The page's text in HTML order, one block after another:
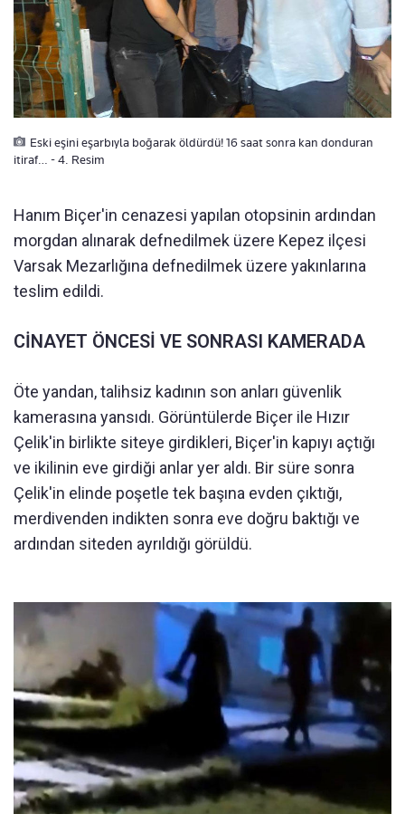
Eski eşini eşarbıyla boğarak öldürdü! 16 saat sonra kan donduran
itiraf… - 4. Resim
Hanım Biçer'in cenazesi yapılan otopsinin ardından
morgdan alınarak defnedilmek üzere Kepez ilçesi
Varsak Mezarlığına defnedilmek üzere yakınlarına
teslim edildi.
CİNAYET ÖNCESİ VE SONRASI KAMERADA
Öte yandan, talihsiz kadının son anları güvenlik
kamerasına yansıdı. Görüntülerde Biçer ile Hızır
Çelik'in birlikte siteye girdikleri, Biçer'in kapıyı açtığı
ve ikilinin eve girdiği anlar yer aldı. Bir süre sonra
Çelik'in elinde poşetle tek başına evden çıktığı,
merdivenden indikten sonra eve doğru baktığı ve
ardından siteden ayrıldığı görüldü.